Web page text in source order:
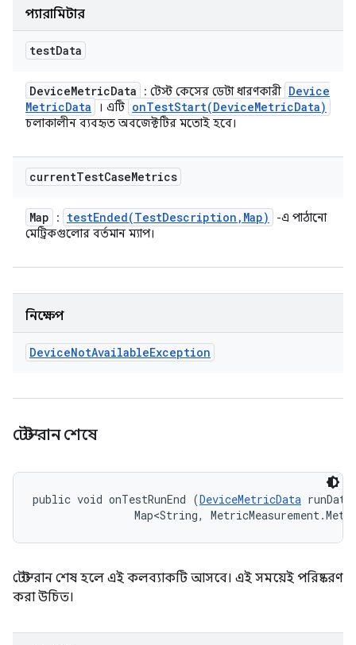
প্যারামিটার
testData
DeviceMetricData : টেস্ট কেসের ডেটা ধারণকারী Device
MetricData । এটি onTestStart(DeviceMetricData)
চলাকালীন ব্যবহৃত অবজেক্টটির মতোই হবে।
currentTestCaseMetrics
Map : testEnded(TestDescription , Map)
-এ পাঠানো
মেট্রিকগুলোর বর্তমান ম্যাপ।
নিক্ষেপ
DeviceNotAvailableException
টেস্ট রান শেষে
public void onTestRunEnd (DeviceMetricData
Map<String,
টেস্ট রান শেষ হলে এই কলব্যাকটি আসবে। এই সময়েই পরিষ্করণ
করা উচিত।